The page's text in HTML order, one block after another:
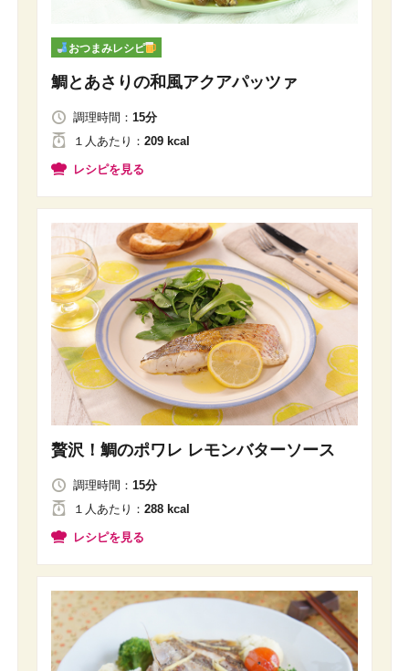
おつまみレシピ
鯛とあさりの和風アクアパッツァ
調理時間： 15分
１人 あたり ： 209 kcal
レシピを見る
贅沢！鯛のポワレ レモンバターソース
調理時間： 15分
１人 あたり ： 288 kcal
レシピを見る